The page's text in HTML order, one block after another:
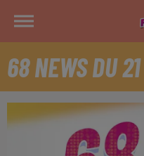
68 NEWS DU